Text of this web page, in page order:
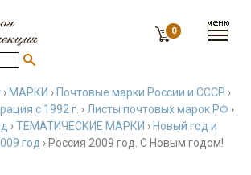
0
› МАРКИ › Почтовые марки России и СССР ›
с 1992 г. › Листы почтовых марок РФ ›
›ТЕМАТИЧЕСКИЕ МАРКИ › Новый год и
год › Россия 2009 год. С Новым годом!